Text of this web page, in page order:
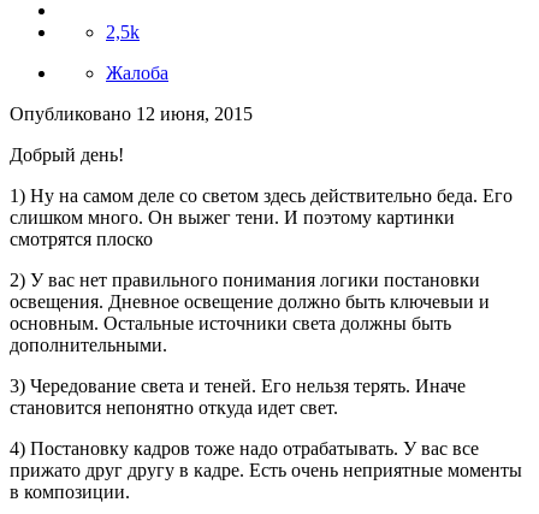
2,5k
Жалоба
Опубликовано 12 июня, 2015
Добрый день!
1) Ну на самом деле со светом здесь действительно беда. Его
слишком много. Он выжег тени. И поэтому картинки
смотрятся плоско
2) У вас нет правильного понимания логики постановки
освещения. Дневное освещение должно быть ключевыи и
основным. Остальные источники света должны быть
дополнительными.
3) Чередование света и теней. Его нельзя терять. Иначе
становится непонятно откуда идет свет.
4) Постановку кадров тоже надо отрабатывать. У вас все
прижато друг другу в кадре. Есть очень неприятные моменты
в композиции.